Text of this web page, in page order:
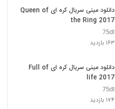
دانلود مینی سریال کره ای Queen of
the Ring 2017
75dl
۱۶۳ بازدید
دانلود مینی سریال کره ای Full of
life 2017
75dl
۱۷۴ بازدید